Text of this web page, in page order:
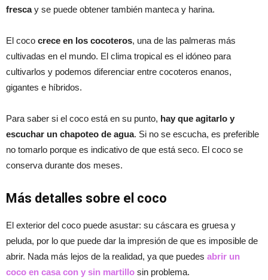
frescay se puede obtener también manteca y harina.
El coco crece en los cocoteros, una de las palmeras más
cultivadas en el mundo. El clima tropical es el idóneo para
cultivarlos y podemos diferenciar entre cocoteros enanos,
gigantes e híbridos.
Para saber si el coco está en su punto, hay que agitarlo y
escuchar un chapoteo de agua. Si no se escucha, es preferible
no tomarlo porque es indicativo de que está seco. El coco se
conserva durante dos meses.
Más detalles sobre el coco
El exterior del coco puede asustar: su cáscara es gruesa y
peluda, por lo que puede dar la impresión de que es imposible de
abrir. Nada más lejos de la realidad, ya que puedes abrir un
coco en casa con y sin martillo sin problema.